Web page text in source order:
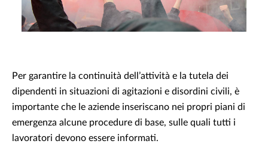
Per garantire la continuità dell’attività e la tutela dei
dipendenti in situazioni di agitazioni e disordini civili, è
importante che le aziende inseriscano nei propri piani di
emergenza alcune procedure di base, sulle quali tutti i
lavoratori devono essere informati.